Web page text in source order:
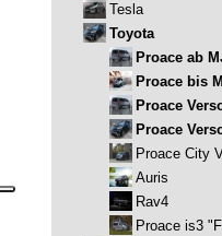
Tesla
Toyota
Proace ab
Proace bis
Proace
Proace
Proace City
Auris
Rav4
Proace is3